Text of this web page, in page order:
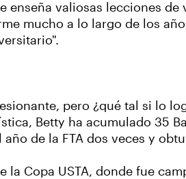
valiosas lecciones
mucho a lo largo de los
pero ¿qué tal si lo
Betty ha acumulado 35
de la FTA dos veces y
Copa USTA, donde fue